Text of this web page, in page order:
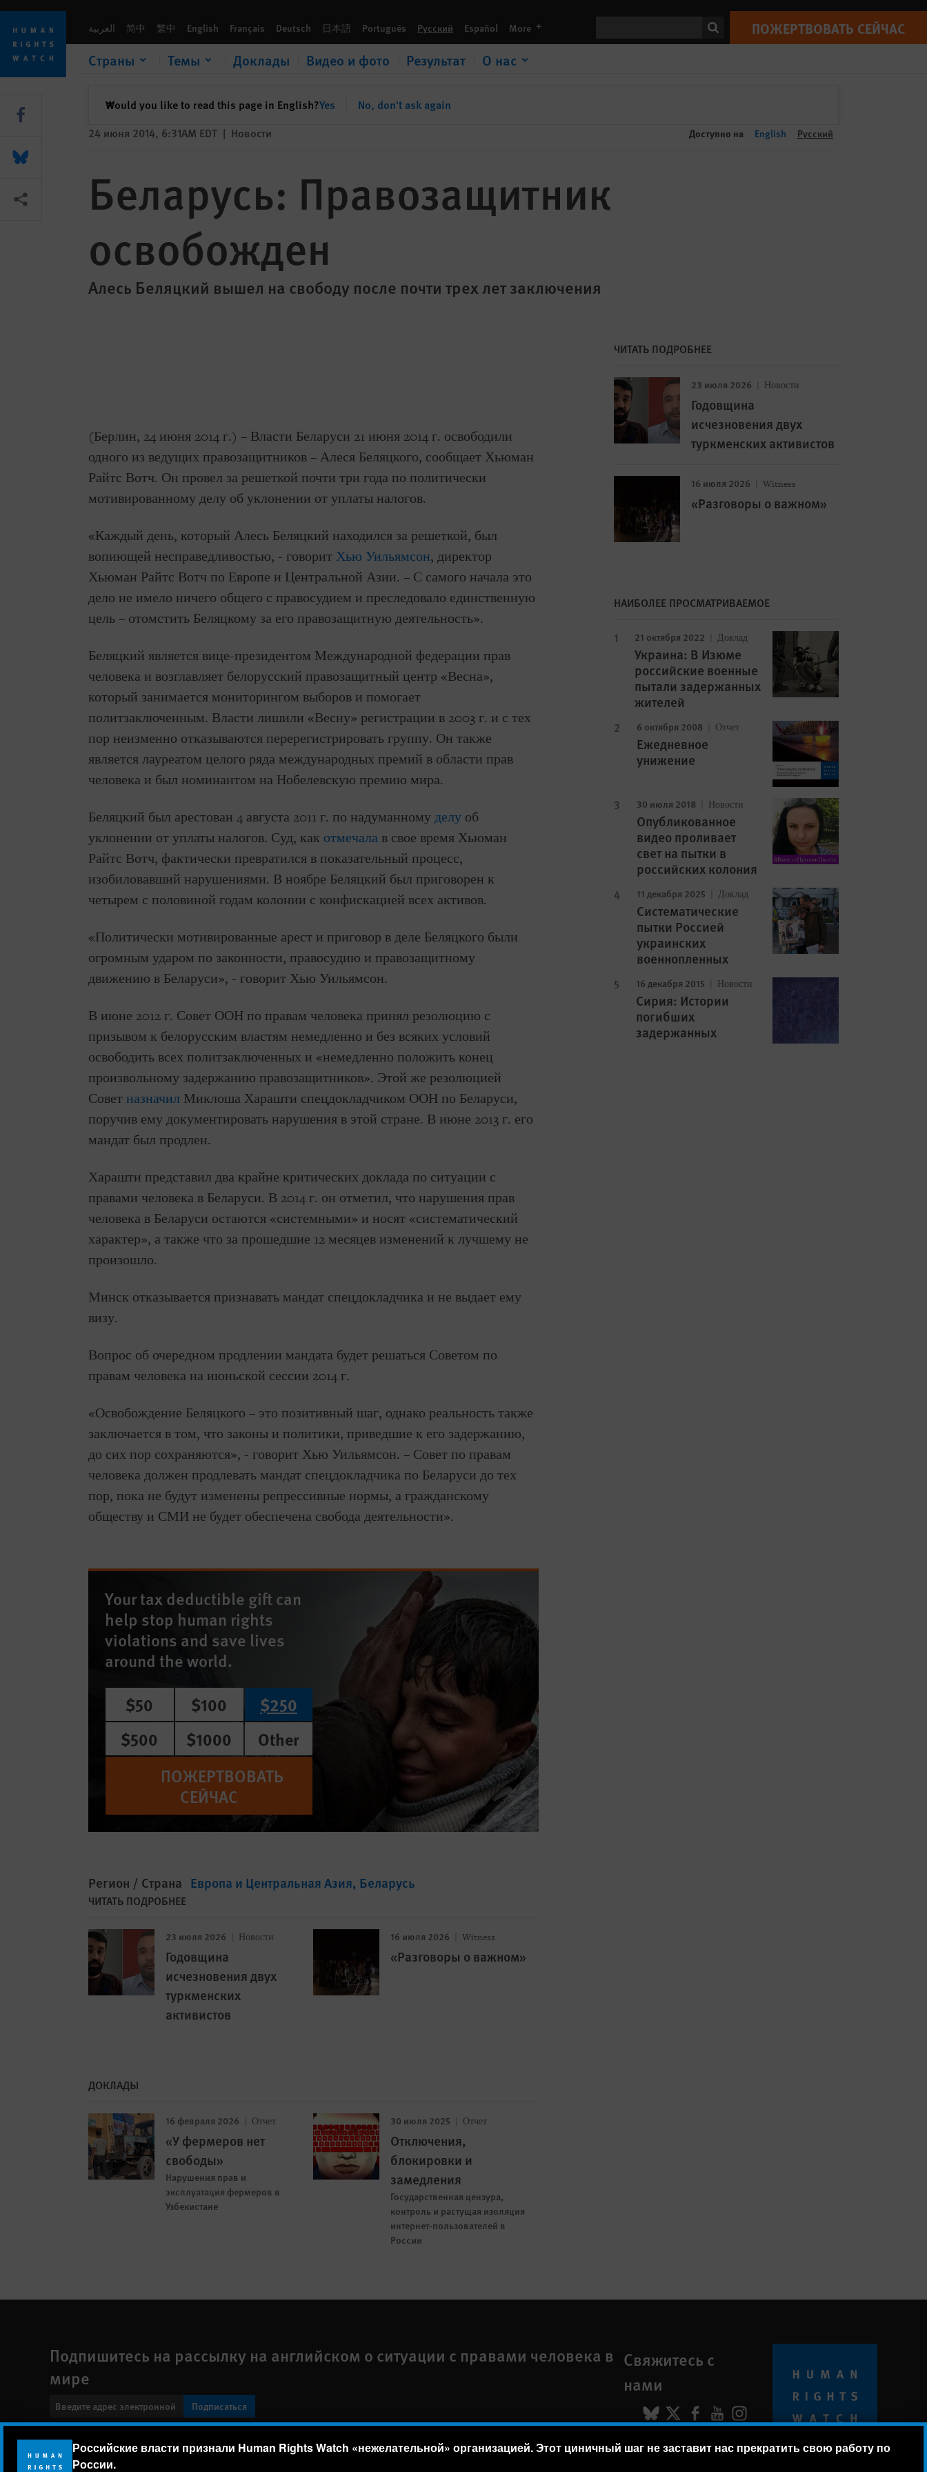
Российские власти признали Human Rights Watch «нежелательной» организацией. Этот циничный шаг не заставит нас прекратить свою работу по
России.
Skip
cookie
privacy
notice
Skip
main
content
العربية 简中 繁中 English Français Deutsch 日本語 Português Русский Español More languages ПОЖЕРТВОВАТЬ СЕЙЧАС
Страны Темы Доклады Видео и фото Результат О нас
Would you like to read this page in English?Yes No, don't ask again
✕закрыть
ПОЖЕРТВОВАТЬ СЕЙЧАС
24 июня 2014, 6:31AM EDT | Новости Доступно на English Русский
Беларусь: Правозащитник
освобожден
Алесь Беляцкий вышел на свободу после почти трех лет заключения
(Берлин, 24 июня 2014 г.) – Власти Беларуси 21 июня 2014 г. освободили
одного из ведущих правозащитников – Алеся Беляцкого, сообщает Хьюман
Райтс Вотч. Он провел за решеткой почти три года по политически
мотивированному делу об уклонении от уплаты налогов.
«Каждый день, который Алесь Беляцкий находился за решеткой, был
вопиющей несправедливостью, - говорит Хью Уильямсон, директор
Хьюман Райтс Вотч по Европе и Центральной Азии. – С самого начала это
дело не имело ничего общего с правосудием и преследовало единственную
цель – отомстить Беляцкому за его правозащитную деятельность».
Беляцкий является вице-президентом Международной федерации прав
человека и возглавляет белорусский правозащитный центр «Весна»,
который занимается мониторингом выборов и помогает
политзаключенным. Власти лишили «Весну» регистрации в 2003 г. и с тех
пор неизменно отказываются перерегистрировать группу. Он также
является лауреатом целого ряда международных премий в области прав
человека и был номинантом на Нобелевскую премию мира.
Беляцкий был арестован 4 августа 2011 г. по надуманному делу об
уклонении от уплаты налогов. Суд, как отмечала в свое время Хьюман
Райтс Вотч, фактически превратился в показательный процесс,
изобиловавший нарушениями. В ноябре Беляцкий был приговорен к
четырем с половиной годам колонии с конфискацией всех активов.
«Политически мотивированные арест и приговор в деле Беляцкого были
огромным ударом по законности, правосудию и правозащитному
движению в Беларуси», - говорит Хью Уильямсон.
В июне 2012 г. Совет ООН по правам человека принял резолюцию с
призывом к белорусским властям немедленно и без всяких условий
освободить всех политзаключенных и «немедленно положить конец
произвольному задержанию правозащитников». Этой же резолюцией
Совет назначил Миклоша Харашти спецдокладчиком ООН по Беларуси,
поручив ему документировать нарушения в этой стране. В июне 2013 г. его
мандат был продлен.
Харашти представил два крайне критических доклада по ситуации с
правами человека в Беларуси. В 2014 г. он отметил, что нарушения прав
человека в Беларуси остаются «системными» и носят «систематический
характер», а также что за прошедшие 12 месяцев изменений к лучшему не
произошло.
Минск отказывается признавать мандат спецдокладчика и не выдает ему
визу.
Вопрос об очередном продлении мандата будет решаться Советом по
правам человека на июньской сессии 2014 г.
«Освобождение Беляцкого – это позитивный шаг, однако реальность также
заключается в том, что законы и политики, приведшие к его задержанию,
до сих пор сохраняются», - говорит Хью Уильямсон. – Совет по правам
человека должен продлевать мандат спецдокладчика по Беларуси до тех
пор, пока не будут изменены репрессивные нормы, а гражданскому
обществу и СМИ не будет обеспечена свобода деятельности».
Your tax deductible gift can
help stop human rights
violations and save lives
around the world.
$50
$100
$250
$500
$1000
Other
ПОЖЕРТВОВАТЬ
СЕЙЧАС
Регион / Страна Европа и Центральная Азия Беларусь
ЧИТАТЬ ПОДРОБНЕЕ
23 июля 2026 Новости
Годовщина
исчезновения двух
туркменских
активистов
16 июля 2026 Witness
«Разговоры о важном»
ДОКЛАДЫ
16 февраля 2026 Отчет
«У фермеров нет
свободы»
Нарушения прав и
эксплуатация фермеров в
Узбекистане
30 июля 2025 Отчет
Отключения,
блокировки и
замедления
Государственная цензура,
контроль и растущая изоляция
интернет-пользователей в
России
ЧИТАТЬ ПОДРОБНЕЕ
23 июля 2026 Новости
Годовщина
исчезновения двух
туркменских активистов
16 июля 2026 Witness
«Разговоры о важном»
НАИБОЛЕЕ ПРОСМАТРИВАЕМОЕ
21 октября 2022 Доклад
Украина: В Изюме
российские военные
пытали задержанных
жителей
6 октября 2008 Отчет
Ежедневное
унижение
30 июля 2018 Новости
Опубликованное
видео проливает
свет на пытки в
российских колония
11 декабря 2025 Доклад
Cистематические
пытки Россией
украинских
военнопленных
16 декабря 2015 Новости
Сирия: Истории
погибших
задержанных
Share this via Facebook
Share this via Bluesky
Share this via Поделиться
Подпишитесь на рассылку на английском о ситуации с правами человека в
мире
Подписаться
Свяжитесь с
нами
BlueSky
X Facebook
YouTube
Instagram
Footer
menu
Заявление о политике конфиденциальности Карта сайта Text Version © 2026 Human Rights Watch